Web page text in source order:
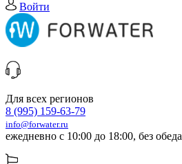
Войти
Для всех регионов
8 (995) 159-63-79
info@forwater.ru
ежедневно с 10:00 до 18:00, без обеда